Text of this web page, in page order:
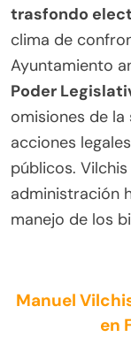
trasfondo
clima de
Ayuntamiento
Poder
omisiones de
acciones
públicos.
administración
manejo de los
Manuel
en